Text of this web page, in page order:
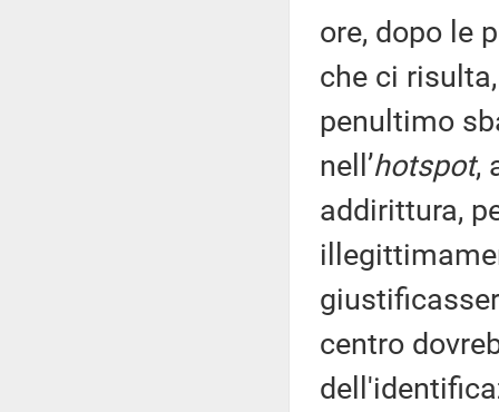
ore, dopo le
che ci
penultimo
nell’hotspot,
addirittura,
centro